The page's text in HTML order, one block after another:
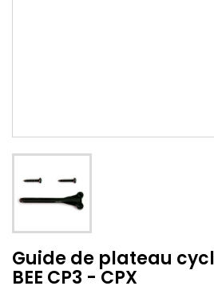
Guide de plateau
BEE CP3 - CPX